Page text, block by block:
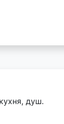
душ.